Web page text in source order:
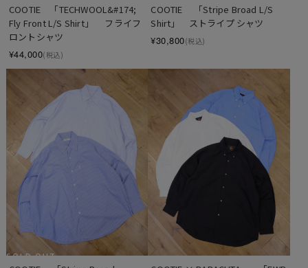
COOTIE　「TECHWOOL&#174;
Fly Front L/S Shirt」　 フライフ
ロントシャツ
¥44,000(税込)
COOTIE 　「Stripe Broad L/S
Shirt」　ストライプ シャツ
¥30,800(税込)
SOLD OUT